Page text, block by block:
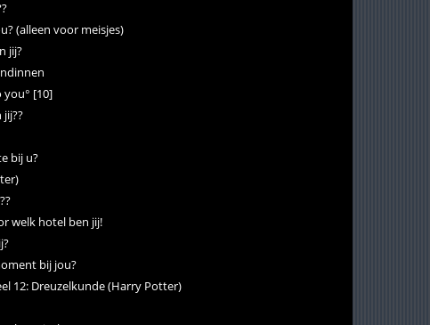
(alleen voor meisjes)
jij?
[10]
jij??
bij u?
welk hotel ben jij!
bij jou?
12: Dreuzelkunde (Harry Potter)